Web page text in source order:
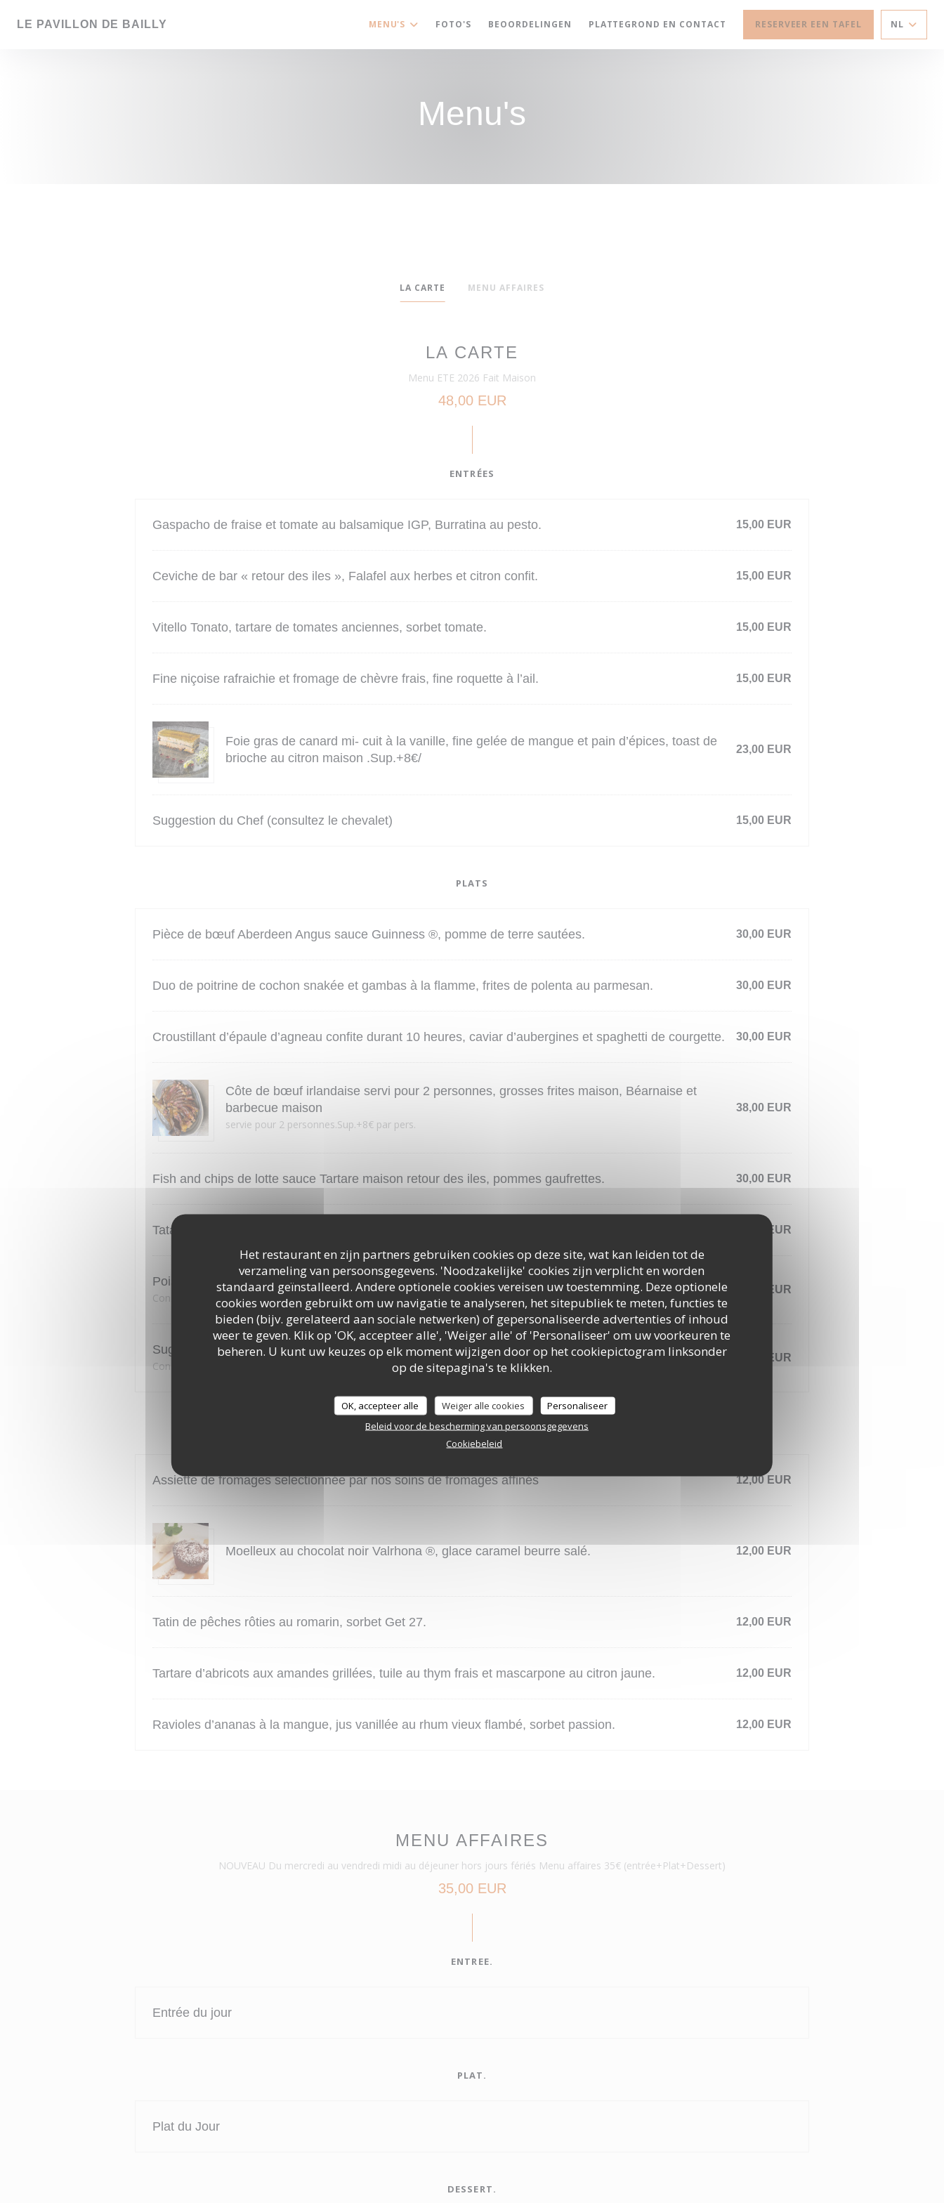
Het restaurant en zijn partners gebruiken cookies op deze site, wat kan leiden tot de
verzameling van persoonsgegevens. 'Noodzakelijke' cookies zijn verplicht en worden
standaard geïnstalleerd. Andere optionele cookies vereisen uw toestemming. Deze optionele
cookies worden gebruikt om uw navigatie te analyseren, het sitepubliek te meten, functies te
bieden (bijv. gerelateerd aan sociale netwerken) of gepersonaliseerde advertenties of inhoud
weer te geven. Klik op 'OK, accepteer alle', 'Weiger alle' of 'Personaliseer' om uw voorkeuren te
beheren. U kunt uw keuzes op elk moment wijzigen door op het cookiepictogram linksonder
op de sitepagina's te klikken.
OK, accepteer alle Weiger alle cookies
Personaliseer
Beleid voor de bescherming van persoonsgegevens
Cookiebeleid
LE PAVILLON DE BAILLY MENU'S FOTO'S BEOORDELINGEN PLATTEGROND EN CONTACT RESERVEER EEN TAFEL NL
Menu's
LA CARTE MENU AFFAIRES
LA CARTE
Menu ETE 2026 Fait Maison
48,00 EUR
ENTRÉES
Gaspacho de fraise et tomate au balsamique IGP, Burratina au pesto. 15,00 EUR
Ceviche de bar « retour des iles », Falafel aux herbes et citron confit. 15,00 EUR
Vitello Tonato, tartare de tomates anciennes, sorbet tomate. 15,00 EUR
Fine niçoise rafraichie et fromage de chèvre frais, fine roquette à l’ail. 15,00 EUR
Foie gras de canard mi- cuit à la vanille, fine gelée de mangue et pain d’épices, toast de
brioche au citron maison .Sup.+8€/
23,00 EUR
Suggestion du Chef (consultez le chevalet) 15,00 EUR
PLATS
Pièce de bœuf Aberdeen Angus sauce Guinness ®, pomme de terre sautées. 30,00 EUR
Duo de poitrine de cochon snakée et gambas à la flamme, frites de polenta au parmesan. 30,00 EUR
Croustillant d’épaule d’agneau confite durant 10 heures, caviar d’aubergines et spaghetti de courgette. 30,00 EUR
Côte de bœuf irlandaise servi pour 2 personnes, grosses frites maison, Béarnaise et
barbecue maison
servie pour 2 personnes.Sup.+8€ par pers.
38,00 EUR
Fish and chips de lotte sauce Tartare maison retour des iles, pommes gaufrettes. 30,00 EUR
Tataki de thon rouge, au sésame, nouilles Soba aux légumes. 30,00 EUR
Poisson du moment
Consultez le chevalet
30,00 EUR
Suggestion du Chef
Consultez le chevalet
30,00 EUR
FROMAGES OU DESSERTS
Assiette de fromages selectionnée par nos soins de fromages affinés 12,00 EUR
Moelleux au chocolat noir Valrhona ®, glace caramel beurre salé. 12,00 EUR
Tatin de pêches rôties au romarin, sorbet Get 27. 12,00 EUR
Tartare d’abricots aux amandes grillées, tuile au thym frais et mascarpone au citron jaune. 12,00 EUR
Ravioles d’ananas à la mangue, jus vanillée au rhum vieux flambé, sorbet passion. 12,00 EUR
MENU AFFAIRES
NOUVEAU Du mercredi au vendredi midi au déjeuner hors jours fériés Menu affaires 35€ (entrée+Plat+Dessert)
35,00 EUR
ENTREE.
Entrée du jour
PLAT.
Plat du Jour
DESSERT.
LE PAVILLON DE BAILLY